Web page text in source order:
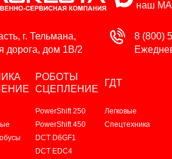
наш
г. Тельмана,
дорога, дом 1В/2
8 (800)
РОБОТЫ
СЦЕПЛЕНИЕ
PowerShift 250
PowerShift 450
DCT D6GF1
DCT EDC4
ГДТ
Легковые
Спецтехника